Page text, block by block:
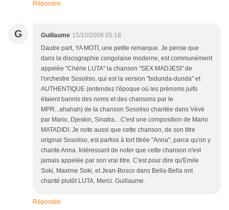
Répondre
G Guillaume 15/10/2008 05:18
Dautre part, YA MOTI, une petite remarque. Je pense que
dans la discographie congolaise moderne, est communément
appelée "Chérie LUTA" la chanson "SEX MADJESI" de
l'orchestre Sosoliso, qui est la version "bidunda-dunda" et
AUTHENTIQUE (entendez l'époque où les prénoms juifs
étaient bannis des noms et des chansons par le
MPR...ahahah) de la chanson Sosoliso chantée dans Vévé
par Mario, Djeskin, Sinatra... C'est une composition de Mario
MATADIDI. Je note aussi que cette chanson, de son titre
original Sosoliso, est parfois à tort titrée "Anna", parce qu'on y
chante Anna. Intéressant de noter que cette chanson n'est
jamais appelée par son vrai titre. C'est pour dire qu'Emile
Soki, Maxime Soki, et Jean-Bosco dans Bella-Bella ont
chanté plutôt LUTA. Merci. Guillaume.
Répondre